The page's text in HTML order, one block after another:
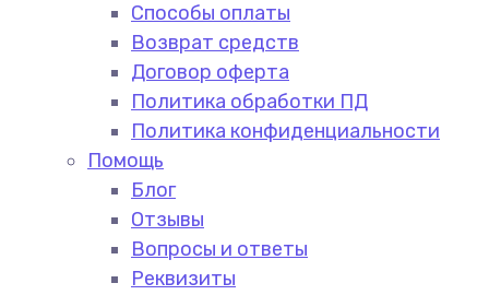
Способы оплаты
Возврат средств
Договор оферта
Политика обработки ПД
Политика конфиденциальности
Помощь
Блог
Отзывы
Вопросы и ответы
Реквизиты